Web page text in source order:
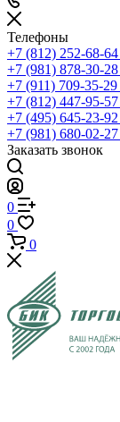
Телефоны
+7 (812) 252-68-64
+7 (981) 878-30-28
+7 (911) 709-35-29
+7 (812) 447-95-57
+7 (495) 645-23-92
+7 (981) 680-02-27
Заказать звонок
0
0
0